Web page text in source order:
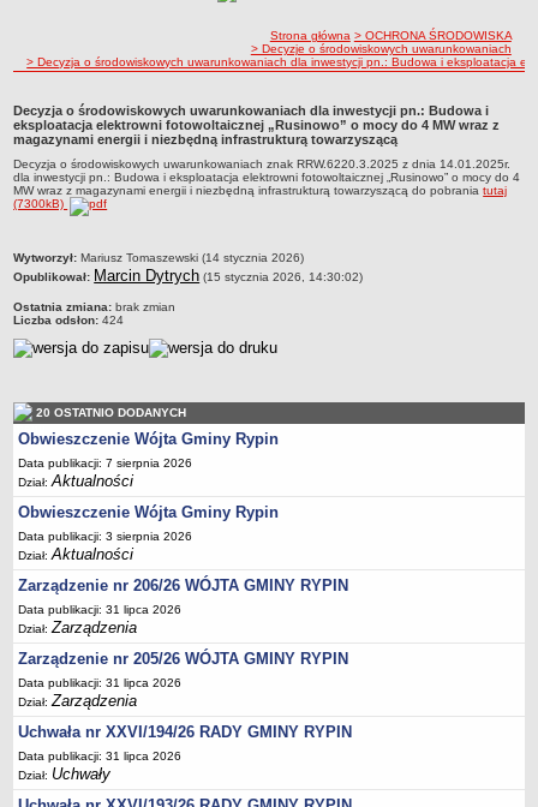
Lokalizacja
Dane statystyczne
Zadania publiczne
Związki i stowarzyszenia
Realizacja zadań publicznych
Rejestr zbiorów danych osobowych
Rejestr instytucji kultury
RODO Klauzule informacyjne
AKTUALNOŚCI I OGŁOSZENIA
Tabela informacyjna
Czas pracy urzędu
Nr konta bankowego, NIP, REGON
Pracownicy urzędu - urząd gminy
Pracownicy urzędu - baza magazynowo - warsztatowa
Kompetencje referatów
Regulamin organizacyjny
Regulamin naboru na wolne stanowiska urzędnicze
Ogłoszenia o naborze na wolne stanowiska urzędnicze
Lista kandydatów spełniających wymagania formalne w naborach na
wolne stanowiska urzędnicze
Wyniki naboru na wolne stanowiska urzędnicze
Petycje
ścieżka nawigacji
Strona główna > OCHRONA ŚRODOWISKA
> Decyzje o środowiskowych uwarunkowaniach
> Decyzja o środowiskowych uwarunkowaniach dla inwestycji pn.: Budowa i eksploatacja
Decyzja o środowiskowych uwarunkowaniach dla inwestycji pn.: Budowa i
eksploatacja elektrowni fotowoltaicznej „Rusinowo” o mocy do 4 MW wraz z
magazynami energii i niezbędną infrastrukturą towarzyszącą
Decyzja o środowiskowych uwarunkowaniach znak RRW.6220.3.2025 z dnia 14.01.2025r.
dla inwestycji pn.: Budowa i eksploatacja elektrowni fotowoltaicznej „Rusinowo” o mocy do 4
MW wraz z magazynami energii i niezbędną infrastrukturą towarzyszącą do pobraniatutaj
(7300kB)
metryczka
Wytworzył: Mariusz Tomaszewski (14 stycznia 2026)
Opublikował: Marcin Dytrych (15 stycznia 2026, 14:30:02)
Ostatnia zmiana: brak zmian
Liczba odsłon: 424
20 OSTATNIO DODANYCH
Obwieszczenie Wójta Gminy Rypin
Data publikacji: 7 sierpnia 2026
Dział:Aktualności
Obwieszczenie Wójta Gminy Rypin
Data publikacji: 3 sierpnia 2026
Dział:Aktualności
Zarządzenie nr 206/26 WÓJTA GMINY RYPIN
Data publikacji: 31 lipca 2026
Dział:Zarządzenia
Zarządzenie nr 205/26 WÓJTA GMINY RYPIN
Data publikacji: 31 lipca 2026
Dział:Zarządzenia
Uchwała nr XXVI/194/26 RADY GMINY RYPIN
Data publikacji: 31 lipca 2026
Dział: Uchwały